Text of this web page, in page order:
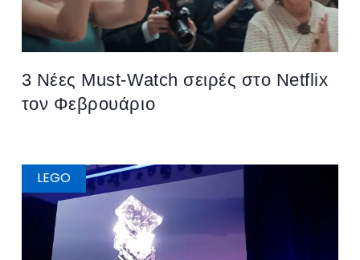
3 Νέες Μust-Watch σειρές στο Netflix
τον Φεβρουάριο
LEGO